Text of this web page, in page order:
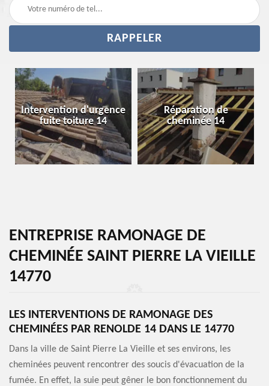
Intervention d'urgence
fuite toiture 14
Réparation de
cheminée 14
ENTREPRISE RAMONAGE DE
CHEMINÉE SAINT PIERRE LA VIEILLE
14770
LES INTERVENTIONS DE RAMONAGE DES
CHEMINÉES PAR RENOLDE 14 DANS LE 14770
Dans la ville de Saint Pierre La Vieille et ses environs, les
cheminées peuvent rencontrer des soucis d'évacuation de la
fumée. En effet, la suie peut gêner le bon fonctionnement du